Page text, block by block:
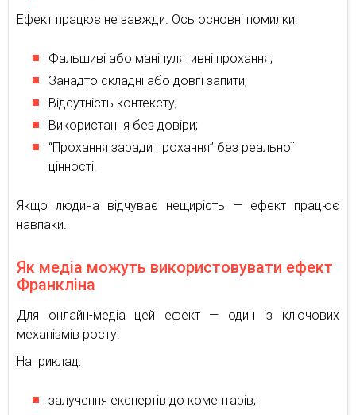
Ефект працює не завжди. Ось основні помилки:
Фальшиві або маніпулятивні прохання;
Занадто складні або довгі запити;
Відсутність контексту;
Використання без довіри;
“Прохання заради прохання” без реальної
цінності.
Якщо людина відчуває нещирість — ефект працює
навпаки.
Як медіа можуть використовувати ефект
Франкліна
Для онлайн-медіа цей ефект — один із ключових
механізмів росту.
Наприклад:
залучення експертів до коментарів;